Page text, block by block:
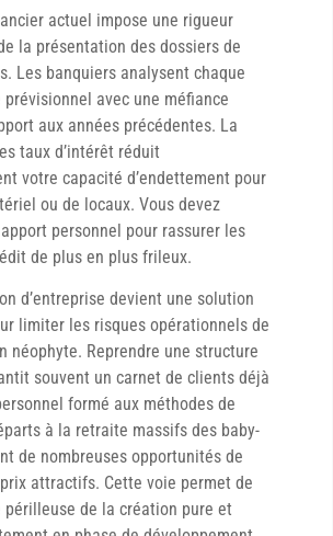
actuel impose une rigueur
la présentation des dossiers de
Les banquiers analysent chaque
avec une méfiance
aux années précédentes. La
taux d’intérêt réduit
votre capacité d’endettement pour
ou de locaux. Vous devez
personnel pour rassurer les
de plus en plus frileux.
d’entreprise devient une solution
limiter les risques opérationnels de
néophyte. Reprendre une structure
souvent un carnet de clients déjà
formé aux méthodes de
à la retraite massifs des baby-
de nombreuses opportunités de
attractifs. Cette voie permet de
périlleuse de la création pure et